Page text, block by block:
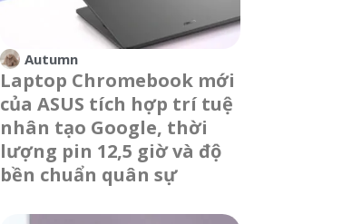
Autumn
Laptop Chromebook mới
của ASUS tích hợp trí tuệ
nhân tạo Google, thời
lượng pin 12,5 giờ và độ
bền chuẩn quân sự